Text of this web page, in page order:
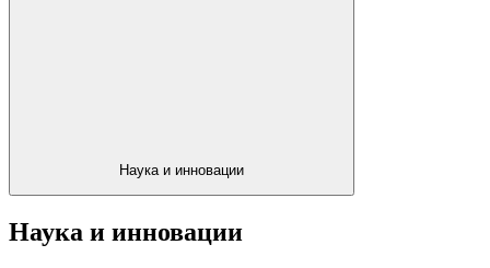
Наука и инновации
Наука и инновации